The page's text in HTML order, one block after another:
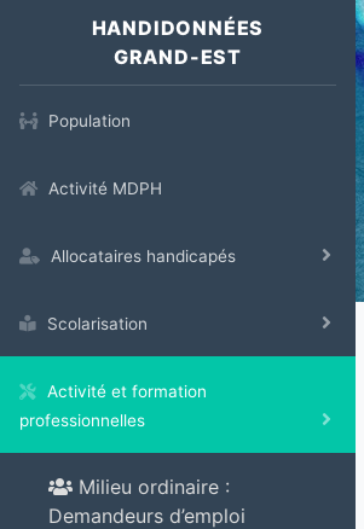
HANDIDONNÉES
GRAND-EST
Population
Activité MDPH
Allocataires handicapés
Scolarisation
Activité et formation
professionnelles
Milieu ordinaire :
Demandeurs d’emploi